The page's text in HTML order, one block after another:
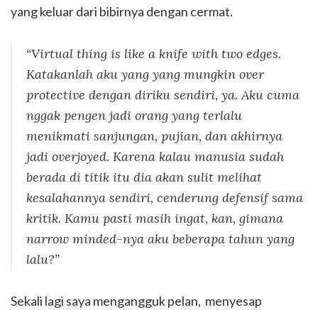
yang keluar dari bibirnya dengan cermat.
“Virtual thing is like a knife with two edges.
Katakanlah aku yang yang mungkin over
protective dengan diriku sendiri, ya. Aku cuma
nggak pengen jadi orang yang terlalu
menikmati sanjungan, pujian, dan akhirnya
jadi overjoyed. Karena kalau manusia sudah
berada di titik itu dia akan sulit melihat
kesalahannya sendiri, cenderung defensif sama
kritik. Kamu pasti masih ingat, kan, gimana
narrow minded-nya aku beberapa tahun yang
lalu?”
Sekali lagi saya mengangguk pelan, menyesap